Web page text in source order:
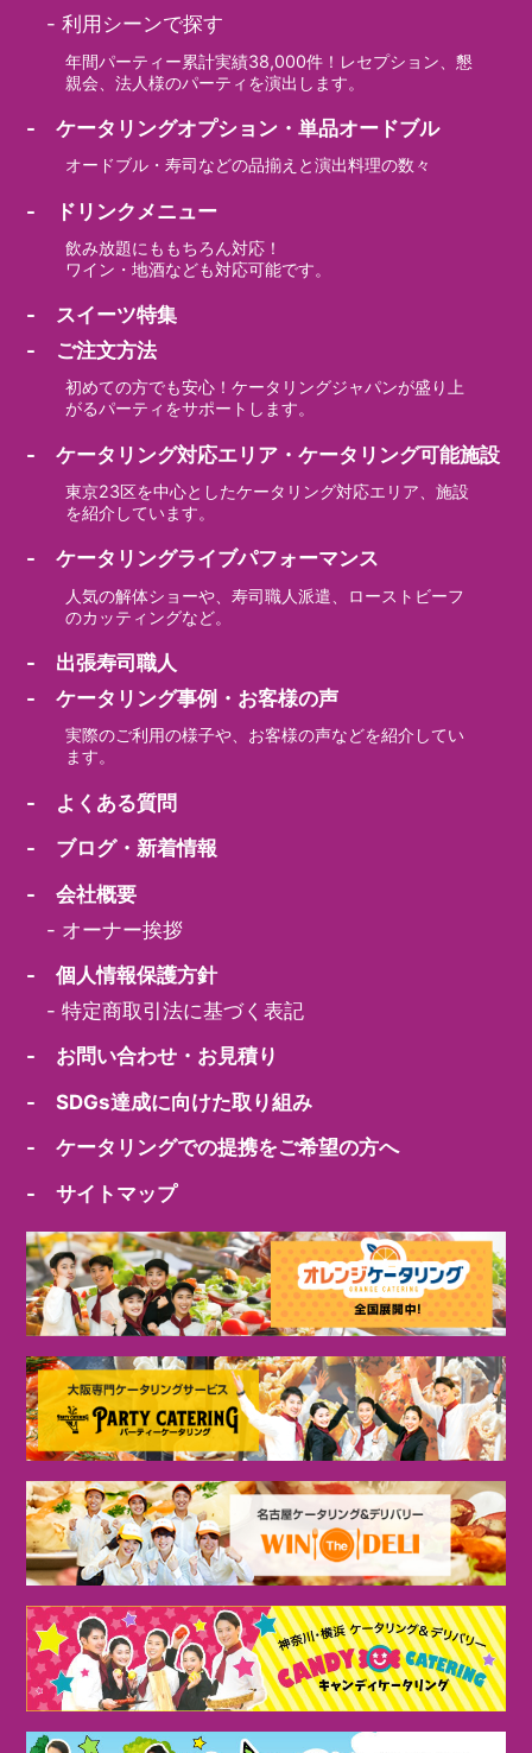
-利用シーンで探す
年間パーティー累計実績38,000件！レセプション、懇
親会、法人様のパーティを演出します。
- ケータリングオプション・単品オードブル
オードブル・寿司などの品揃えと演出料理の数々
- ドリンクメニュー
飲み放題にももちろん対応！
ワイン・地酒なども対応可能です。
- スイーツ特集
- ご注文方法
初めての方でも安心！ケータリングジャパンが盛り上
がるパーティをサポートします。
- ケータリング対応エリア・ケータリング可能施設
東京23区を中心としたケータリング対応エリア、施設
を紹介しています。
- ケータリングライブパフォーマンス
人気の解体ショーや、寿司職人派遣、ローストビーフ
のカッティングなど。
- 出張寿司職人
- ケータリング事例・お客様の声
実際のご利用の様子や、お客様の声などを紹介してい
ます。
- よくある質問
- ブログ・新着情報
- 会社概要
- オーナー挨拶
- 個人情報保護方針
-特定商取引法に基づく表記
- お問い合わせ・お見積り
- SDGs達成に向けた取り組み
- ケータリングでの提携をご希望の方へ
- サイトマップ